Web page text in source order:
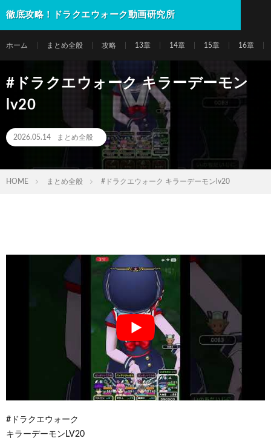
徹底攻略！ドラクエウォーク動画研究所
ホーム まとめ全般 攻略 13章 14章 15章 16章
#ドラクエウォーク キラーデーモン
lv20
2026.05.14 まとめ全般
HOME まとめ全般 #ドラクエウォーク キラーデーモンlv20
#ドラクエウォーク
キラーデーモンLV20